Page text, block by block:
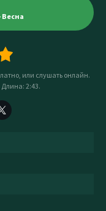
Весна
или слушать онлайн.
Длина: 2:43.